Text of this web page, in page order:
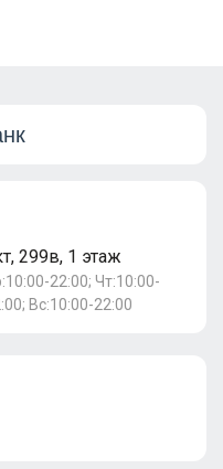
299в, 1 этаж
22:00; Чт:10:00-
Вс:10:00-22:00